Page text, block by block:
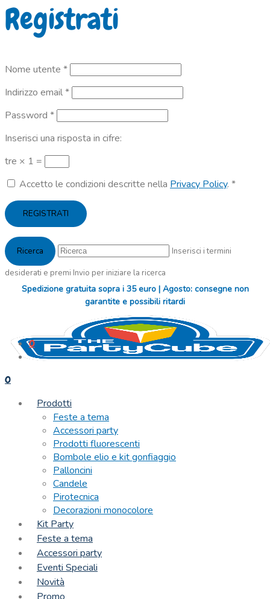
Registrati
Nome utente *Richiesto
Indirizzo email*Richiesto
Password *Richiesto
Inserisci una risposta in cifre:
tre × 1 =
Accetto le condizioni descritte nella Privacy Policy. *
REGISTRATI
Inserisci i termini
desiderati e premi Invio per iniziare la ricerca
Spedizione gratuita sopra i 35 euro | Agosto: consegne non
garantite e possibili ritardi
0
0
Prodotti
Feste a tema
Accessori party
Prodotti fluorescenti
Bombole elio e kit gonfiaggio
Palloncini
Candele
Pirotecnica
Decorazioni monocolore
Kit Party
Feste a tema
Accessori party
Eventi Speciali
Novità